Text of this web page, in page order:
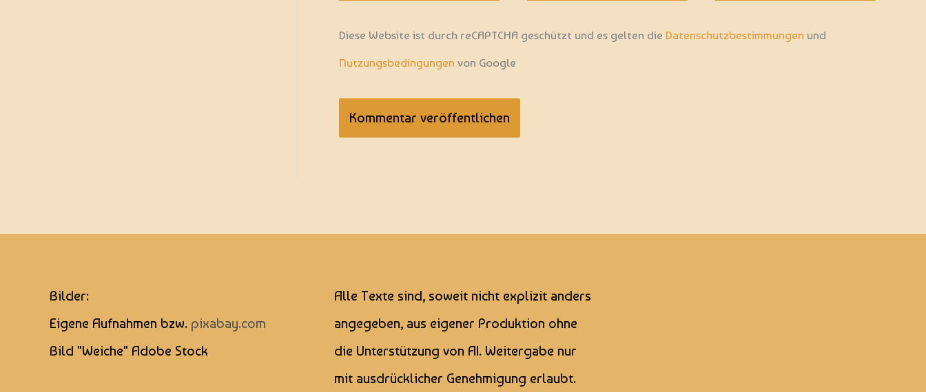
Diese Website ist durch reCAPTCHA geschützt und es gelten die Datenschutzbestimmungen und
Nutzungsbedingungen von Google
Bilder:
Eigene Aufnahmen bzw. pixabay.com
Bild "Weiche" Adobe Stock
Alle Texte sind, soweit nicht explizit anders
angegeben, aus eigener Produktion ohne
die Unterstützung von AI. Weitergabe nur
mit ausdrücklicher Genehmigung erlaubt.